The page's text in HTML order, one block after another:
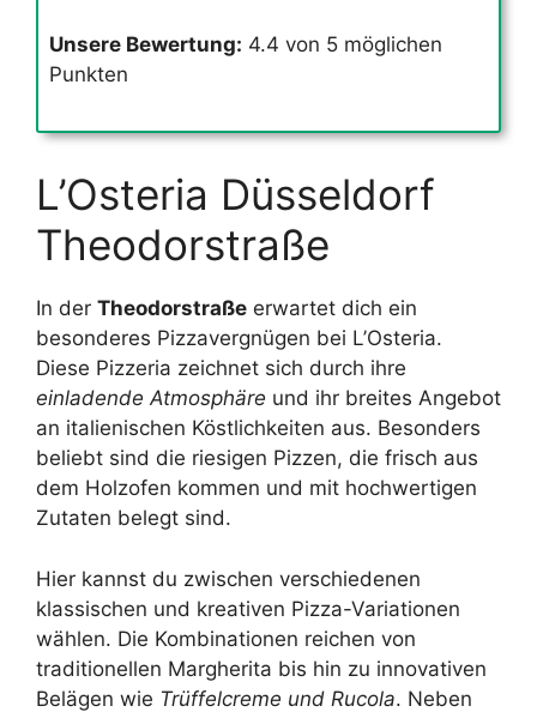
Unsere Bewertung: 4.4 von 5 möglichen
Punkten
L’Osteria Düsseldorf
Theodorstraße
In der Theodorstraße erwartet dich ein
besonderes Pizzavergnügen bei L’Osteria.
Diese Pizzeria zeichnet sich durch ihre
einladende Atmosphäre und ihr breites Angebot
an italienischen Köstlichkeiten aus. Besonders
beliebt sind die riesigen Pizzen, die frisch aus
dem Holzofen kommen und mit hochwertigen
Zutaten belegt sind.
Hier kannst du zwischen verschiedenen
klassischen und kreativen Pizza-Variationen
wählen. Die Kombinationen reichen von
traditionellen Margherita bis hin zu innovativen
Belägen wie Trüffelcreme und Rucola. Neben